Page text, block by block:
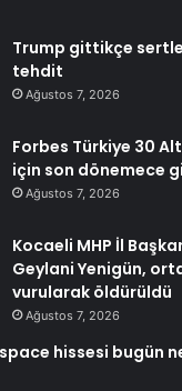
Trump gittikçe
tehdit
Ağustos 7, 2026
Forbes Türkiye 30
için son dönemece
Ağustos 7, 2026
Kocaeli MHP İl
Geylani Yenigün,
vurularak öldürüldü
Ağustos 7, 2026
hissesi bugün